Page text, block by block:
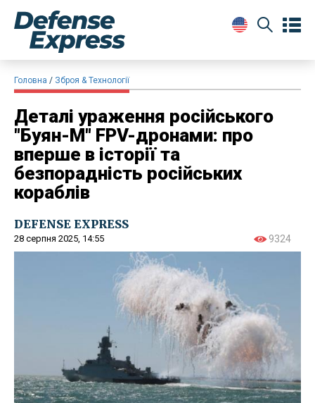
Головна Зброя & Технології
Деталі ​ураження російського
"Буян-М" FPV-дронами: про
вперше в історії та
безпорадність російських
кораблів
DEFENSE EXPRESS
28 серпня 2025, 14:55 9324